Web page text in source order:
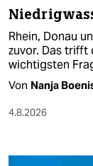
Rhein, Donau
zuvor. Das trifft
wichtigsten
Von Nanja
4.8.2026